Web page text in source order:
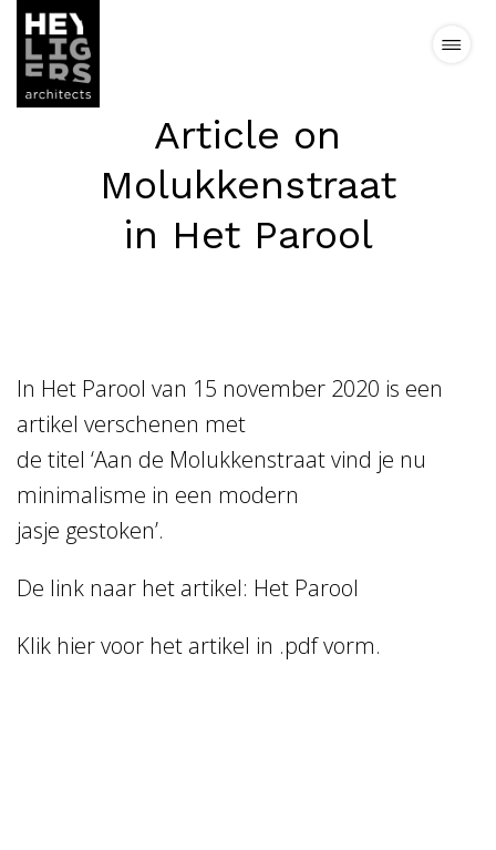
Projects
News
Contact
Home
Article on
Molukkenstraat
in Het Parool
In Het Parool van 15 november 2020 is een
artikel verschenen met
de titel ‘Aan de Molukkenstraat vind je nu
minimalisme in een modern
jasje gestoken’.
De link naar het artikel: Het Parool
Klik hiervoor het artikel in .pdf vorm.